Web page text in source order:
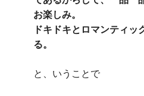
お楽しみ。
ドキドキとロマンティッ
る。
と、いうことで